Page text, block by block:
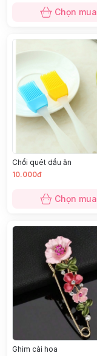
Chọn mua
Chổi quét dầu ăn
10.000đ
Chọn mua
Ghim cài hoa